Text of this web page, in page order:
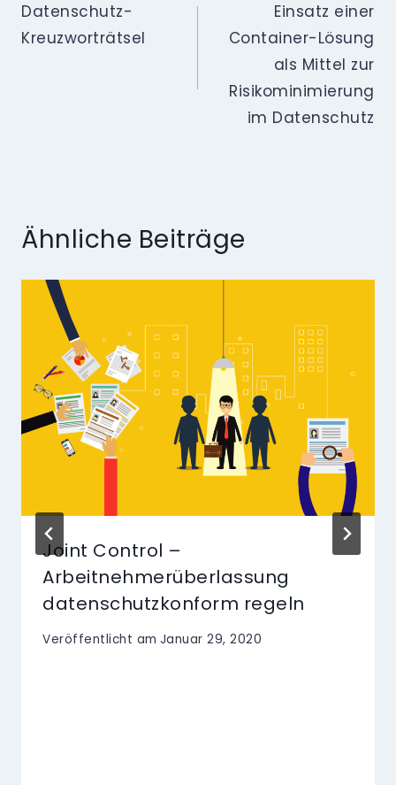
Datenschutz-
Kreuzworträtsel
Einsatz einer
Container-Lösung
als Mittel zur
Risikominimierung
im Datenschutz
Ähnliche Beiträge
Joint Control –
Arbeitnehmerüberlassung
datenschutzkonform regeln
Veröffentlicht am Januar 29, 2020